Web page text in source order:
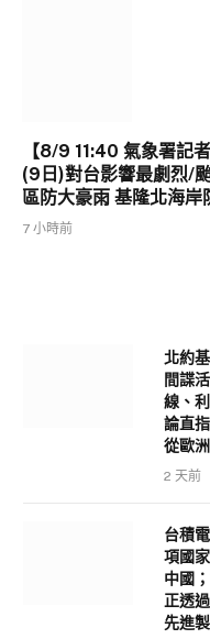
【8/9 11:40 氣象署記
(9日)對台影響最劇烈/
區防大豪雨 基隆北海岸
7 小時前
北約
間諜
線、
論直
從歐
2 天前
台積
項國
中國
正透
先進